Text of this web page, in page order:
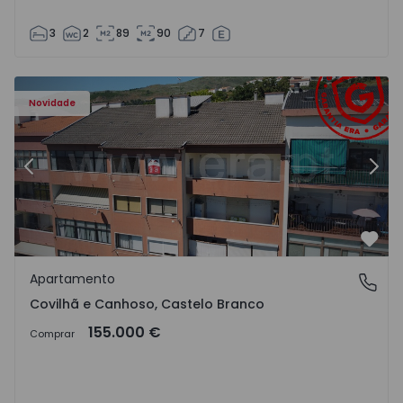
3 2 89 90 7
Novidade
- 18
Apartamento T2 Covilhã, Covilhã e Canhoso - 1497806 -
Anterior
Covilhã e Canhoso, Castelo Branco
Apartamento
Covilhã e Canhoso, Castelo Branco
Comprar 155.000 €